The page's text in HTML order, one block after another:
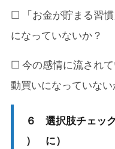
☐ 「お金が貯まる習慣
になっていないか？
☐ 今の感情に流され
動買いになっていない
６
）
選択肢チェッ
に）